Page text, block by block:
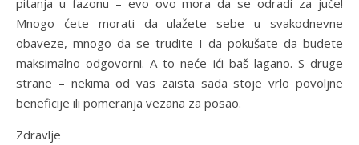
pitanja u fazonu – evo ovo mora da se odradi za juče!
Mnogo ćete morati da ulažete sebe u svakodnevne
obaveze, mnogo da se trudite I da pokušate da budete
maksimalno odgovorni. A to neće ići baš lagano. S druge
strane – nekima od vas zaista sada stoje vrlo povoljne
beneficije ili pomeranja vezana za posao.
Zdravlje